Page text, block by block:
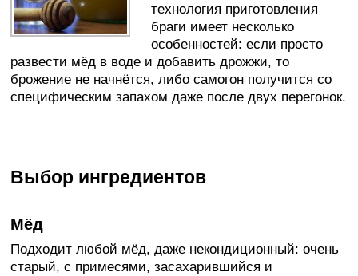
технология приготовления
браги имеет несколько
особенностей: если просто
развести мёд в воде и добавить дрожжи, то
брожение не начнётся, либо самогон получится со
специфическим запахом даже после двух перегонок.
Выбор ингредиентов
Мёд
Подходит любой мёд, даже некондиционный: очень
старый, с примесями, засахарившийся и